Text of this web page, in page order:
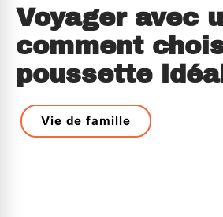
Voyager avec
comment
poussette
Vie de famille